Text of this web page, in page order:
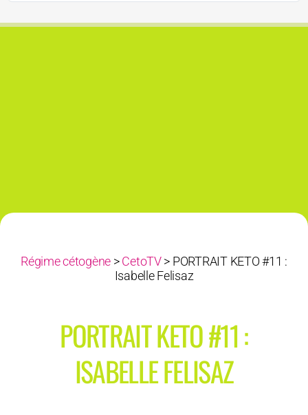
Régime cétogène >CetoTV> PORTRAIT KETO #11 :
Isabelle Felisaz
PORTRAIT KETO #11 :
ISABELLE FELISAZ